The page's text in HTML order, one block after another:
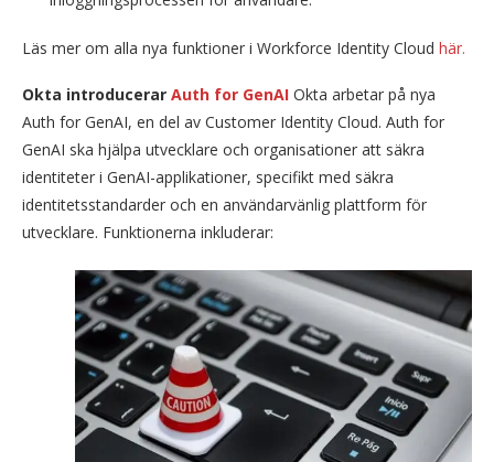
Läs mer om alla nya funktioner i Workforce Identity Cloud här.
Okta introducerar Auth for GenAI Okta arbetar på nya
Auth for GenAI, en del av Customer Identity Cloud. Auth for
GenAI ska hjälpa utvecklare och organisationer att säkra
identiteter i GenAI-applikationer, specifikt med säkra
identitetsstandarder och en användarvänlig plattform för
utvecklare. Funktionerna inkluderar: